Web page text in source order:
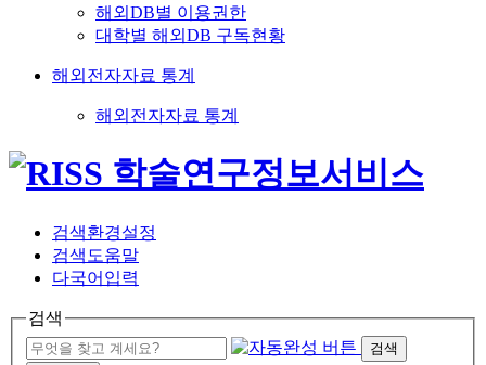
해외DB별 이용권한
대학별 해외DB 구독현황
해외전자자료 통계
해외전자자료 통계
검색환경설정
검색도움말
다국어입력
검색
검색